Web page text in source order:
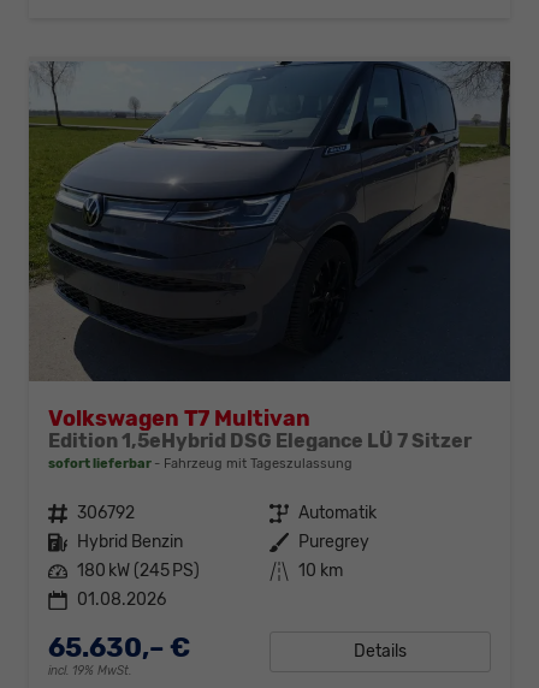
Volkswagen T7 Multivan
Edition 1,5eHybrid DSG Elegance LÜ 7 Sitzer
sofort lieferbar Fahrzeug mit Tageszulassung
Fahrzeugnr. 306792 Getriebe Automatik
Kraftstoff Hybrid Benzin Außenfarbe Puregrey
Leistung 180 kW (245 PS) Kilometerstand 10 km
01.08.2026
65.630,– €
incl. 19% MwSt.
Details